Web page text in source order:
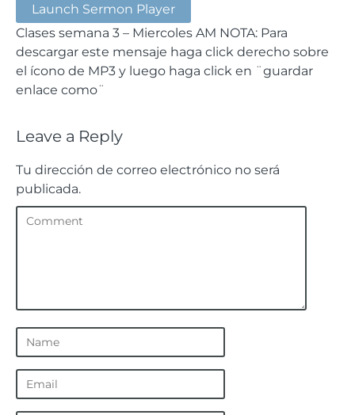
Launch Sermon Player
Clases semana 3 – Miercoles AM NOTA: Para
descargar este mensaje haga click derecho sobre
el ícono de MP3 y luego haga click en ¨guardar
enlace como¨
Leave a Reply
Tu dirección de correo electrónico no será
publicada.